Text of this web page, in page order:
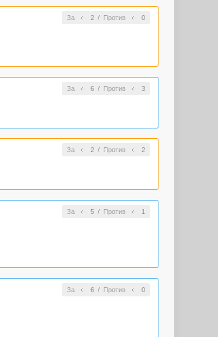
За 2/ Против 0
За 6/ Против 3
За 2/ Против 2
За 5/ Против 1
За 6/ Против 0